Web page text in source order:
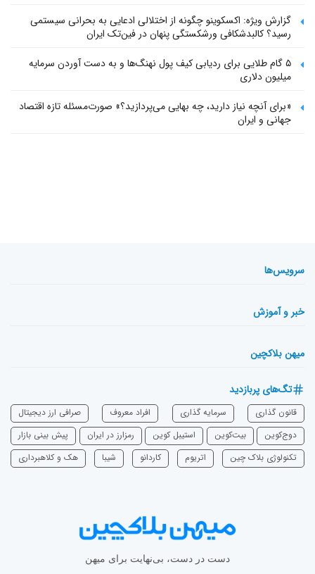
گزارش ویژه: اکسکوینو چگونه از اختلالی ادعایی به بحرانی سیستمی
رسید؟ کالبدشکافی ورشکستگی پنهان در فین‌تک ایران
۵ گام طلایی برای ردیابی کیف پول‌ نهنگ‌ها و به دست آوردن سرمایه
میلیون دلاری
«برای آنچه نیاز دارید، چه بهایی می‌پردازید؟» صورت‌مسئله تازه اقتصاد
جهانی و ایران
سرویس‌ها
خبر و آموزش
میهن بلاکچین
تگ‌های پربازدید
قانون گذاری سرمایه‌ گذاری افراد معروف
صرافی ارز دیجیتال
دوج‌کوین
بیت‌کوین استیبل کوین رمزارز در ایران
پیش بینی بازار
تکنولوژی بلاک چین
اتریوم ‌کاردانو شیبا هک و کلاهبرداری
دست در دست، بی‌نهایت برای میهن